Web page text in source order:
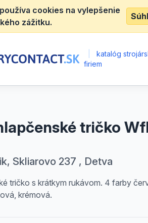
cookies na vylepšenie
zážitku.
katalóg
firiem
tričko
Skliarovo 237 , Detva
tričko s krátkym rukávom. 4 farby
krémová.